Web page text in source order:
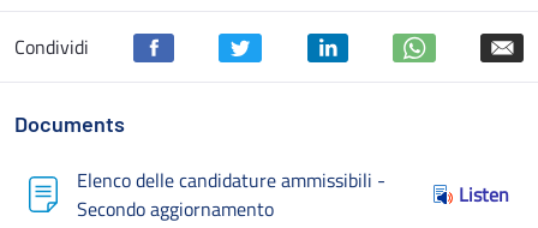
Condividi
Documents
Elenco delle candidature ammissibili -
Secondo aggiornamento
Listen